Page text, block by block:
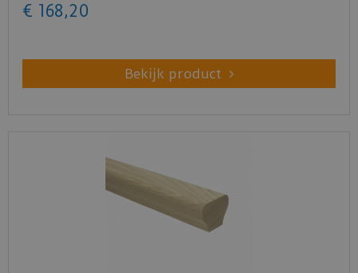
€ 168,20
Bekijk product